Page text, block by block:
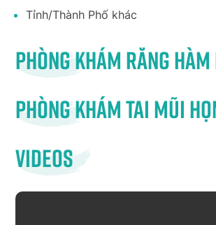
Tỉnh/Thành Phố khác
Phòng khám răng
Phòng khám tai mũi
Videos